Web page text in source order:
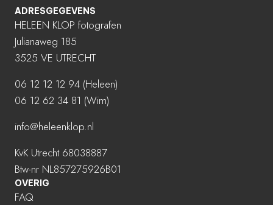
ADRESGEGEVENS
HELEEN KLOP fotografen
Julianaweg 185
3525 VE UTRECHT
06 12 12 12 94 (Heleen)
06 12 62 34 81 (Wim)
info@heleenklop.nl
KvK Utrecht 68038887
Btw-nr NL857275926B01
OVERIG
FAQ